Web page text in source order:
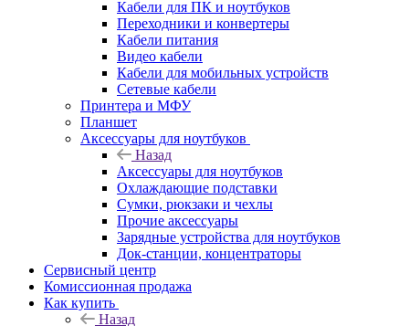
Кабели для ПК и ноутбуков
Переходники и конвертеры
Кабели питания
Видео кабели
Кабели для мобильных устройств
Сетевые кабели
Принтера и МФУ
Планшет
Аксессуары для ноутбуков
Назад
Аксессуары для ноутбуков
Охлаждающие подставки
Сумки, рюкзаки и чехлы
Прочие аксессуары
Зарядные устройства для ноутбуков
Док-станции, концентраторы
Сервисный центр
Комиссионная продажа
Как купить
Назад